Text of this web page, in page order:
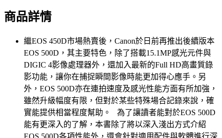
商品詳情
繼EOS 450D市場熱賣後，Canon於日前再推出後續版本
EOS 500D，其主要特色，除了搭載15.1MP感光元件與
DIGIC 4影像處理器外，還加入最新的Full HD高畫質錄
影功能，讓你在捕捉瞬間影像時能更加得心應手。另
外，EOS 500D亦在連拍速度及感光性能方面有所加強，
雖然升級幅度有限，但對於某些特殊場合記錄來說，確
實能提供相當程度幫助。 為了讓讀者能對於EOS 500D
能有更深入的了解，本書除了將以深入淺出方式介紹